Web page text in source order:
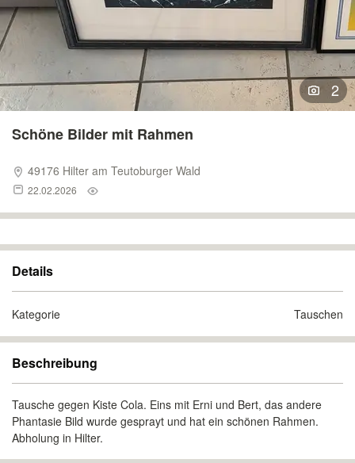
2
Schöne Bilder mit Rahmen
49176 Hilter am Teutoburger Wald
22.02.2026
Details
Kategorie Tauschen
Beschreibung
Tausche gegen Kiste Cola. Eins mit Erni und Bert, das andere
Phantasie Bild wurde gesprayt und hat ein schönen Rahmen.
Abholung in Hilter.